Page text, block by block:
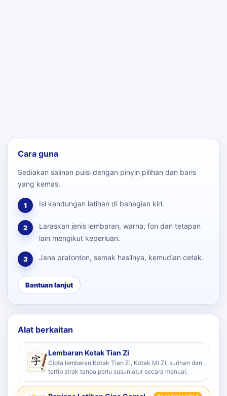
Cara guna
Sediakan salinan puisi dengan pinyin pilihan dan baris
yang kemas.
1 Isi kandungan latihan di bahagian kiri.
2
Laraskan jenis lembaran, warna, fon dan tetapan
lain mengikut keperluan.
3 Jana pratonton, semak hasilnya, kemudian cetak.
Bantuan lanjut
Alat berkaitan
Lembaran Kotak Tian Zi
Cipta lembaran Kotak Tian Zi, Kotak Mi Zi, surihan dan
tertib strok tanpa perlu susun atur secara manual.